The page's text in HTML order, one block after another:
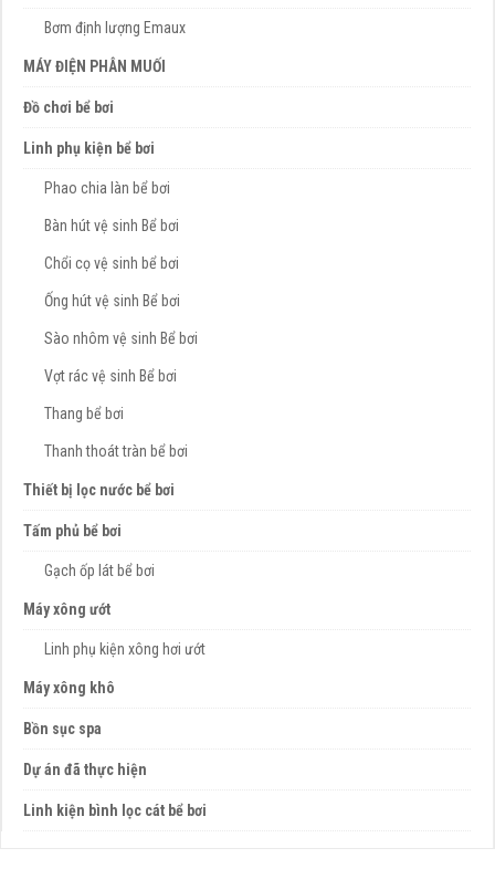
Bơm định lượng Emaux
MÁY ĐIỆN PHÂN MUỐI
Đồ chơi bể bơi
Linh phụ kiện bể bơi
Phao chia làn bể bơi
Bàn hút vệ sinh Bể bơi
Chổi cọ vệ sinh bể bơi
Ống hút vệ sinh Bể bơi
Sào nhôm vệ sinh Bể bơi
Vợt rác vệ sinh Bể bơi
Thang bể bơi
Thanh thoát tràn bể bơi
Thiết bị lọc nước bể bơi
Tấm phủ bể bơi
Gạch ốp lát bể bơi
Máy xông ướt
Linh phụ kiện xông hơi ướt
Máy xông khô
Bồn sục spa
Dự án đã thực hiện
Linh kiện bình lọc cát bể bơi